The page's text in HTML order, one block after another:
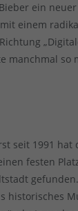
ein
einem
manchmal so
seit 1991 hat
festen
historisches